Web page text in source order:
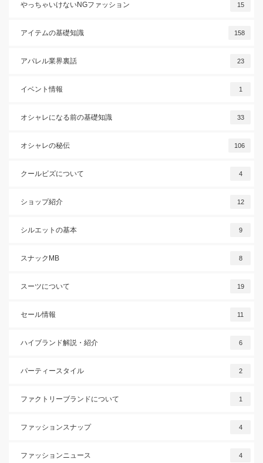
やっちゃいけないNGファッション 15
アイテムの基礎知識 158
アパレル業界裏話 23
イベント情報 1
オシャレになる前の基礎知識 33
オシャレの秘伝 106
クールビズについて 4
ショップ紹介 12
シルエットの基本 9
スナックMB 8
スーツについて 19
セール情報 11
ハイブランド解説・紹介 6
パーティースタイル 2
ファクトリーブランドについて 1
ファッションスナップ 4
ファッションニュース 4